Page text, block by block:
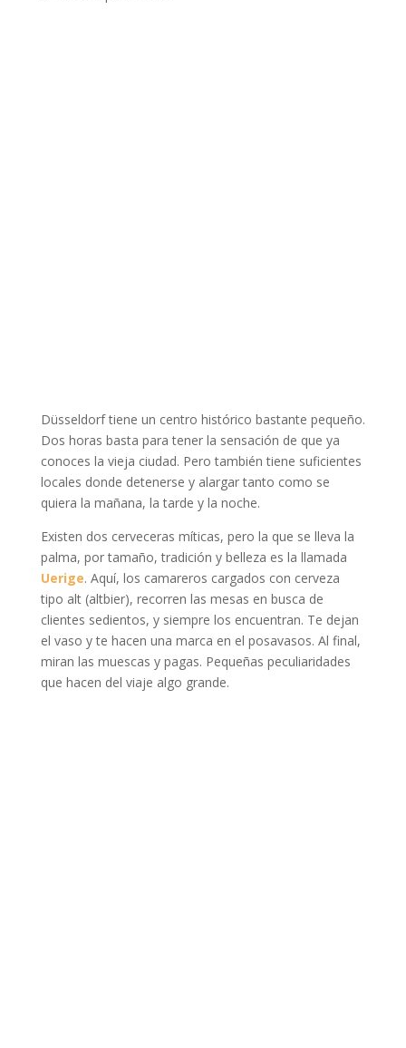
Düsseldorf tiene un centro histórico bastante pequeño.
Dos horas basta para tener la sensación de que ya
conoces la vieja ciudad. Pero también tiene suficientes
locales donde detenerse y alargar tanto como se
quiera la mañana, la tarde y la noche.
Existen dos cerveceras míticas, pero la que se lleva la
palma, por tamaño, tradición y belleza es la llamada
Uerige. Aquí, los camareros cargados con cerveza
tipo alt (altbier), recorren las mesas en busca de
clientes sedientos, y siempre los encuentran. Te dejan
el vaso y te hacen una marca en el posavasos. Al final,
miran las muescas y pagas. Pequeñas peculiaridades
que hacen del viaje algo grande.